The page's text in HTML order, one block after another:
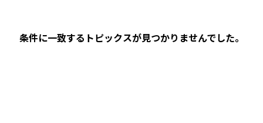
条件に一致するトピックスが見つかりませんでした。